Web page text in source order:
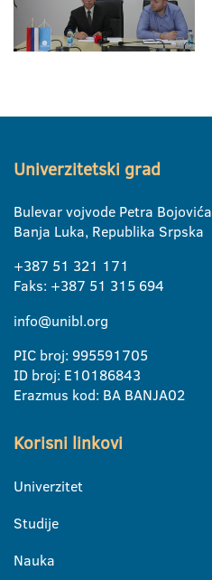
Univerzitetski grad
Bulevar vojvode Petra Bojovića
Banja Luka, Republika Srpska
+387 51 321 171
Faks: +387 51 315 694
info@unibl.org
PIC broj: 995591705
ID broj: E10186843
Erazmus kod: BA BANJA02
Korisni linkovi
Univerzitet
Studije
Nauka